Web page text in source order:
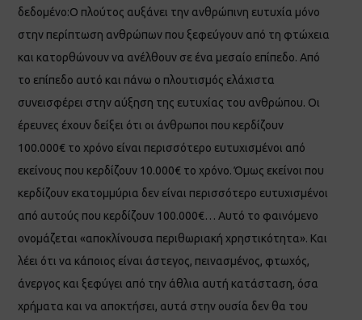
δεδομένο:Ο πλούτος αυξάνει την ανθρώπινη ευτυχία μόνο
στην περίπτωση ανθρώπων που ξεφεύγουν από τη φτώχεια
και κατορθώνουν να ανέλθουν σε ένα μεσαίο επίπεδο. Από
το επίπεδο αυτό και πάνω ο πλουτισμός ελάχιστα
συνεισφέρει στην αύξηση της ευτυχίας του ανθρώπου. Οι
έρευνες έχουν δείξει ότι οι άνθρωποι που κερδίζουν
100.000€ το χρόνο είναι περισσότερο ευτυχισμένοι από
εκείνους που κερδίζουν 10.000€ το χρόνο. Όμως εκείνοι που
κερδίζουν εκατομμύρια δεν είναι περισσότερο ευτυχισμένοι
από αυτούς που κερδίζουν 100.000€… Αυτό το φαινόμενο
ονομάζεται «αποκλίνουσα περιθωριακή χρηστικότητα». Και
λέει ότι να κάποιος είναι άστεγος, πεινασμένος, φτωχός,
άνεργος και ξεφύγει από την άθλια αυτή κατάσταση, όσα
χρήματα και να αποκτήσει, αυτά στην ουσία δεν θα του